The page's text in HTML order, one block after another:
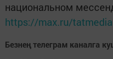
национальном
https://max.ru/tatmedia
Безнең телеграм каналга